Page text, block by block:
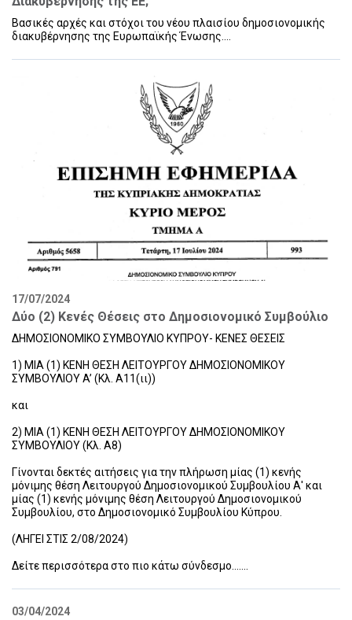
Βασικές αρχές και στόχοι του νέου πλαισίου δημοσιονομικής
διακυβέρνησης της Ευρωπαϊκής Ένωσης....
17/07/2024
Δύο (2) Κενές Θέσεις στο Δημοσιονομικό Συμβούλιο
ΔΗΜΟΣΙΟΝΟΜΙΚΟ ΣΥΜΒΟΥΛΙΟ ΚΥΠΡΟΥ- ΚΕΝΕΣ ΘΕΣΕΙΣ
1) ΜΙΑ (1) ΚΕΝΗ ΘΕΣΗ ΛΕΙΤΟΥΡΓΟΥ ΔΗΜΟΣΙΟΝΟΜΙΚΟΥ
ΣΥΜΒΟΥΛΙΟΥ A’ (Κλ. Α11(ιι))
και
2) ΜΙΑ (1) ΚΕΝΗ ΘΕΣΗ ΛΕΙΤΟΥΡΓΟΥ ΔΗΜΟΣΙΟΝΟΜΙΚΟΥ
ΣΥΜΒΟΥΛΙΟΥ (Κλ. Α8)
Γίνονται δεκτές αιτήσεις για την πλήρωση μίας (1) κενής
μόνιμης θέση Λειτουργού Δημοσιονομικού Συμβουλίου Α' και
μίας (1) κενής μόνιμης θέση Λειτουργού Δημοσιονομικού
Συμβουλίου, στο Δημοσιονομικό Συμβουλίου Κύπρου.
(ΛΗΓΕΙ ΣΤΙΣ 2/08/2024)
Δείτε περισσότερα στο πιο κάτω σύνδεσμο.......
03/04/2024